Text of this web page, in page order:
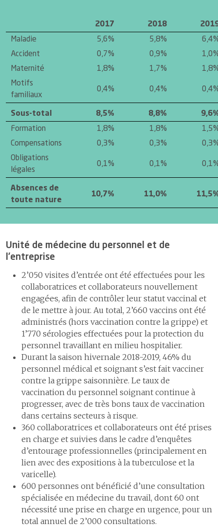
2017 2018
Maladie
5,6% 5,8%
Accident
0,7% 0,9%
Maternité
1,8% 1,7%
Motifs
familiaux
0,4% 0,4%
Sous-total 8,5% 8,8%
Formation
1,8% 1,8%
Compensations
0,3% 0,3%
Obligations
légales
0,1% 0,1%
Absences de
toute nature
10,7% 11,0%
Unité de médecine du personnel et de
l’entreprise
2’050 visites d’entrée ont été effectuées pour les
collaboratrices et collaborateurs nouvellement
engagé·e·s, afin de contrôler leur statut vaccinal et
de le mettre à jour. Au total, 2’660 vaccins ont été
administrés (hors vaccination contre la grippe) et
1’770 sérologies effectuées pour la protection du
personnel travaillant en milieu hospitalier.
Durant la saison hivernale 2018-2019, 46% du
personnel médical et soignant s’est fait vacciner
contre la grippe saisonnière. Le taux de
vaccination du personnel soignant continue à
progresser, avec de très bons taux de vaccination
dans certains secteurs à risque.
360 collaboratrices et collaborateurs ont été pris·es
en charge et suivi·e·s dans le cadre d’enquêtes
d’entourage professionnelles (principalement en
lien avec des expositions à la tuberculose et la
varicelle).
600 personnes ont bénéficié d’une consultation
spécialisée en médecine du travail, dont 60 ont
nécessité une prise en charge en urgence, pour un
total annuel de 2’000 consultations.